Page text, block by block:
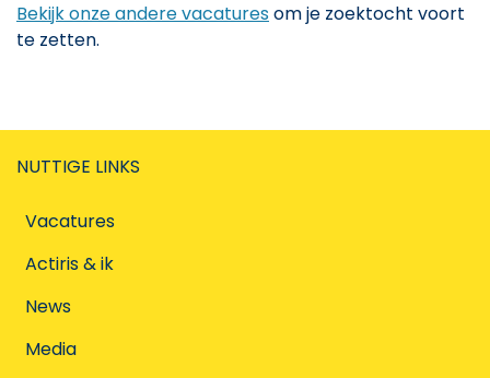
Bekijk onze andere vacaturesom je zoektocht voort
te zetten.
NUTTIGE LINKS
Vacatures
Actiris & ik
News
Media